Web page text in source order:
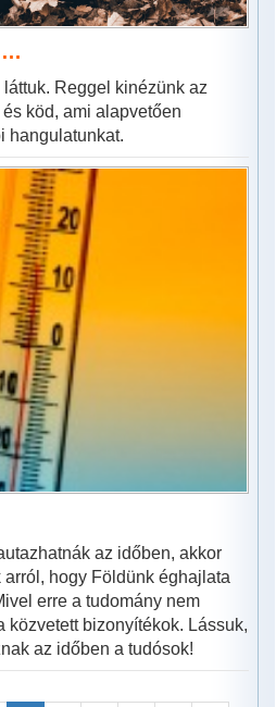
Reggel kinézünk az
köd, ami alapvetően
hangulatunkat.
az időben, akkor
hogy Földünk éghajlata
erre a tudomány nem
közvetett bizonyítékok. Lássuk,
az időben a tudósok!